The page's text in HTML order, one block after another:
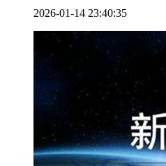
2026-01-14 23:40:35